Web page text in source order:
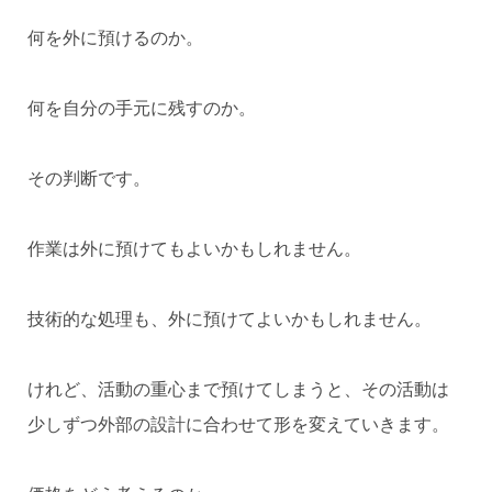
何を外に預けるのか。
何を自分の手元に残すのか。
その判断です。
作業は外に預けてもよいかもしれません。
技術的な処理も、外に預けてよいかもしれません。
けれど、活動の重心まで預けてしまうと、その活動は
少しずつ外部の設計に合わせて形を変えていきます。